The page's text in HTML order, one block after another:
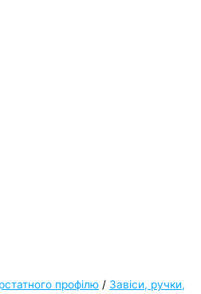
профілю / Завіси, ручки,